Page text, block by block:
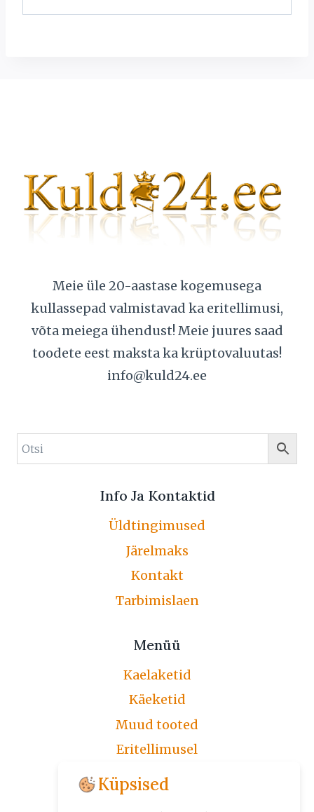
Meie üle 20-aastase kogemusega
kullassepad valmistavad ka eritellimusi,
võta meiega ühendust! Meie juures saad
toodete eest maksta ka krüptovaluutas!
info@kuld24.ee
Info Ja Kontaktid
Üldtingimused
Järelmaks
Kontakt
Tarbimislaen
Menüü
Kaelaketid
Käeketid
Muud tooted
Eritellimusel
Järelmaks
Üldtingimused
Küpsised